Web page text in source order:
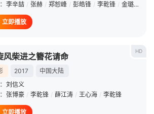
李辛喆 / 张赫 / 郑恕峰 / 彭皓锋 / 李乾锋 / 金璐莹
立即播放
HD
风柴进之簪花请命
2017
中国大陆
刘信义
张博豪 / 李乾锋 / 薛江涛 / 王心海 / 李乾锋
立即播放